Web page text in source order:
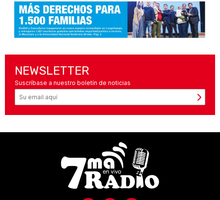
NEWSLETTER
Suscríbase a nuestro boletín de noticias